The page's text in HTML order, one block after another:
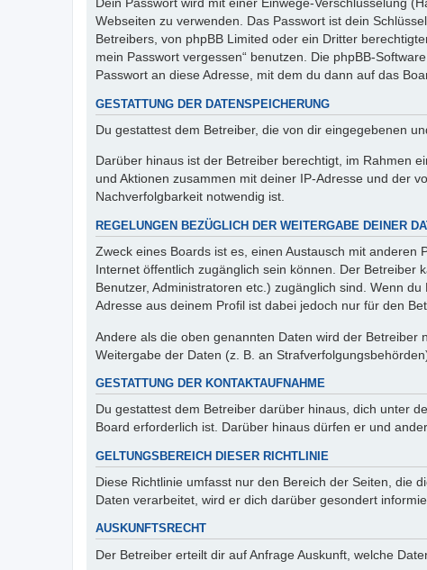
Dein Passwort wird mit einer Einwege-Verschlüsselung
Webseiten zu verwenden. Das Passwort ist dein
Betreibers, von phpBB Limited oder ein Dritter
mein Passwort vergessen“ benutzen. Die phpBB-
Passwort an diese Adresse, mit dem du dann auf das
GESTATTUNG DER DATENSPEICHERUNG
Du gestattest dem Betreiber, die von dir eingegebenen
Darüber hinaus ist der Betreiber berechtigt, im Rahmen
und Aktionen zusammen mit deiner IP-Adresse und der
Nachverfolgbarkeit notwendig ist.
REGELUNGEN BEZÜGLICH DER WEITERGABE DEINER
Zweck eines Boards ist es, einen Austausch mit
Internet öffentlich zugänglich sein können. Der
Benutzer, Administratoren etc.) zugänglich sind. Wenn
Adresse aus deinem Profil ist dabei jedoch nur für den
Andere als die oben genannten Daten wird der
Weitergabe der Daten (z. B. an
GESTATTUNG DER KONTAKTAUFNAHME
Du gestattest dem Betreiber darüber hinaus, dich unter
Board erforderlich ist. Darüber hinaus dürfen er und
GELTUNGSBEREICH DIESER RICHTLINIE
Diese Richtlinie umfasst nur den Bereich der Seiten, die
Daten verarbeitet, wird er dich darüber gesondert
AUSKUNFTSRECHT
Der Betreiber erteilt dir auf Anfrage Auskunft, welche